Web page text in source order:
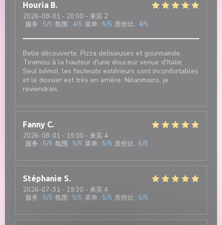
Houria B
2026-08-01 - 20:00 - 来宾 2
服务 : 5/5 氛围 : 4/5 菜单 : 5/5 质价比 : 4/5
Belle découverte. Pizza delisieuses et gourmande.
Tiramisu à la hauteur d'une douceur venue d'Italie.
Seul bémol, les fauteuils extérieurs sont inconfortables
et le dossier est très en arrière. Néanmoins, je
reviendrais.
Fanny C
2026-08-01 - 19:00 - 来宾 4
服务 : 5/5 氛围 : 5/5 菜单 : 5/5 质价比 : 5/5
Stéphanie S
2026-07-31 - 19:30 - 来宾 4
服务 : 5/5 氛围 : 5/5 菜单 : 5/5 质价比 : 5/5